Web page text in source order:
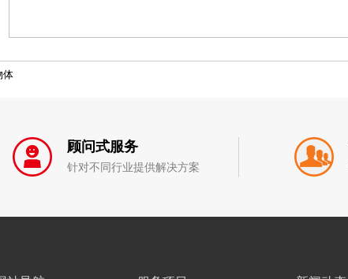
体
顾问式服务
针对不同行业提供解决方案